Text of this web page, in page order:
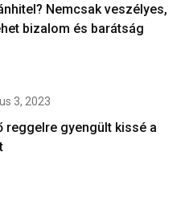
Nemcsak veszélyes,
bizalom és barátság
3, 2023
reggelre gyengült kissé a